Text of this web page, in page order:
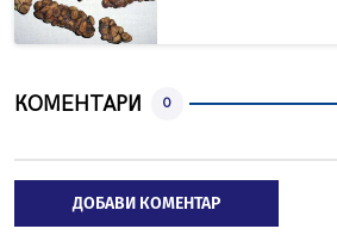
КОМЕНТАРИ 0
ДОБАВИ КОМЕНТАР